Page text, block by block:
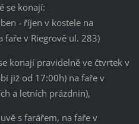
se konají:
- říjen v kostele na
faře v Riegrově ul. 283)
konají pravidelně ve čtvrtek v
již od 17:00h) na faře v
a letních prázdnin),
s farářem, na faře v